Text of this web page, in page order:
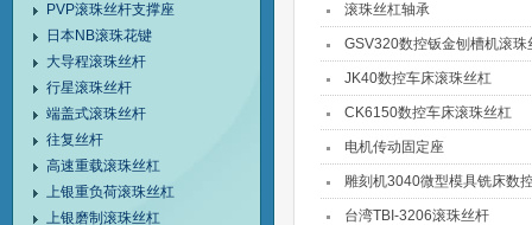
PVP滚珠丝杆支撑座
日本NB滚珠花键
大导程滚珠丝杆
行星滚珠丝杆
端盖式滚珠丝杆
往复丝杆
高速重载滚珠丝杠
上银重负荷滚珠丝杠
上银磨制滚珠丝杠
滚珠丝杠轴承
GSV320数控钣金刨槽机滚珠
JK40数控车床滚珠丝杠
CK6150数控车床滚珠丝杠
电机传动固定座
雕刻机3040微型模具铣床数
台湾TBI-3206滚珠丝杆